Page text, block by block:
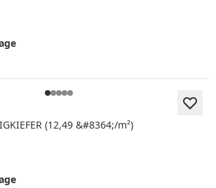
(12,49 &#8364;/m²)